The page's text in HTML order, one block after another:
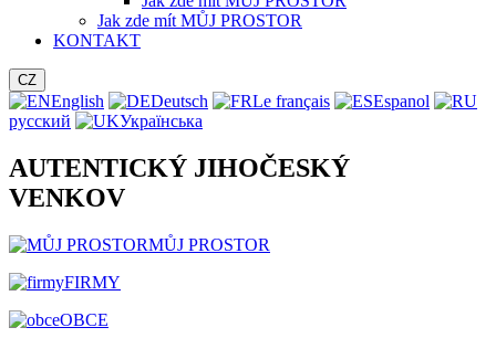
Jak zde mít MŮJ PROSTOR
KONTAKT
CZ
English Deutsch Le français
Espanol
русский
Українська
AUTENTICKÝ JIHOČESKÝ
VENKOV
MŮJ PROSTOR
FIRMY
OBCE